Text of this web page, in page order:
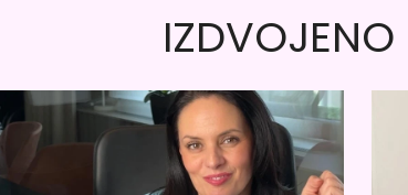
IZDVOJENO